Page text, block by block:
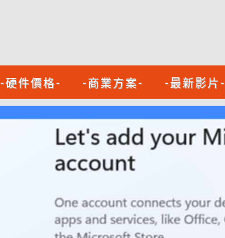
-硬件價格- -商業方案- -最新影片-